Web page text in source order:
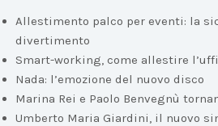
Allestimento palco per eventi: la
divertimento
Smart-working, come allestire
Nada: l’emozione del nuovo disco
Marina Rei e Paolo Benvegnù
Umberto Maria Giardini, il nuovo